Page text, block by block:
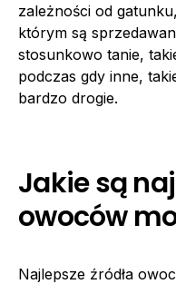
zależności od
którym są
stosunkowo tanie,
podczas gdy inne,
bardzo drogie.
Jakie są
owoców
Najlepsze źródła